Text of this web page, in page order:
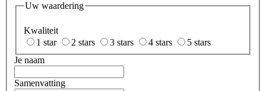
Uw waardering
Kwaliteit
1 star
2 stars 3 stars 4 stars
5 stars
Je naam
Samenvatting